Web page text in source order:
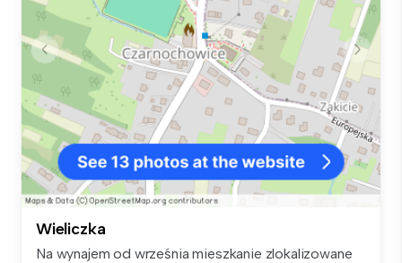
Wieliczka
Na wynajem od września mieszkanie zlokalizowane